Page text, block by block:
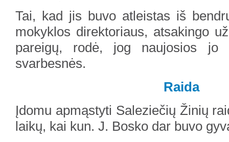
Tai, kad jis buvo atleistas iš
mokyklos direktoriaus, atsakingo
pareigų, rodė, jog naujosios jo
svarbesnės.
Raida
Įdomu apmąstyti Saleziečių Žinių
laikų, kai kun. J. Bosko dar buvo